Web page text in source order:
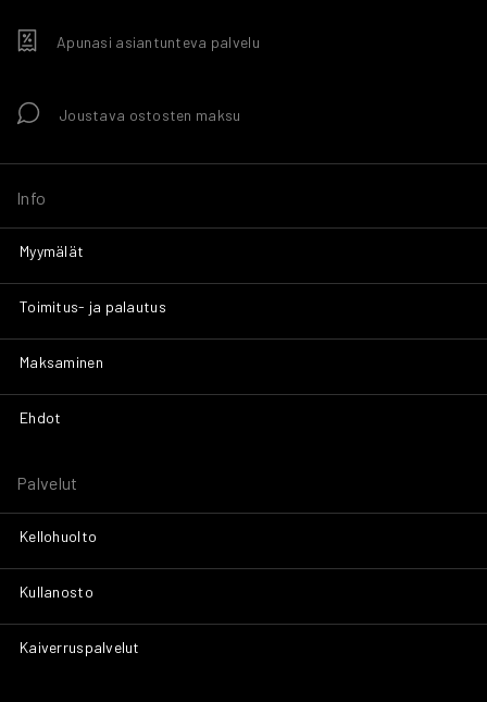
Apunasi asiantunteva palvelu
Joustava ostosten maksu
Info
Myymälät
Toimitus- ja palautus
Maksaminen
Ehdot
Palvelut
Kellohuolto
Kullanosto
Kaiverruspalvelut